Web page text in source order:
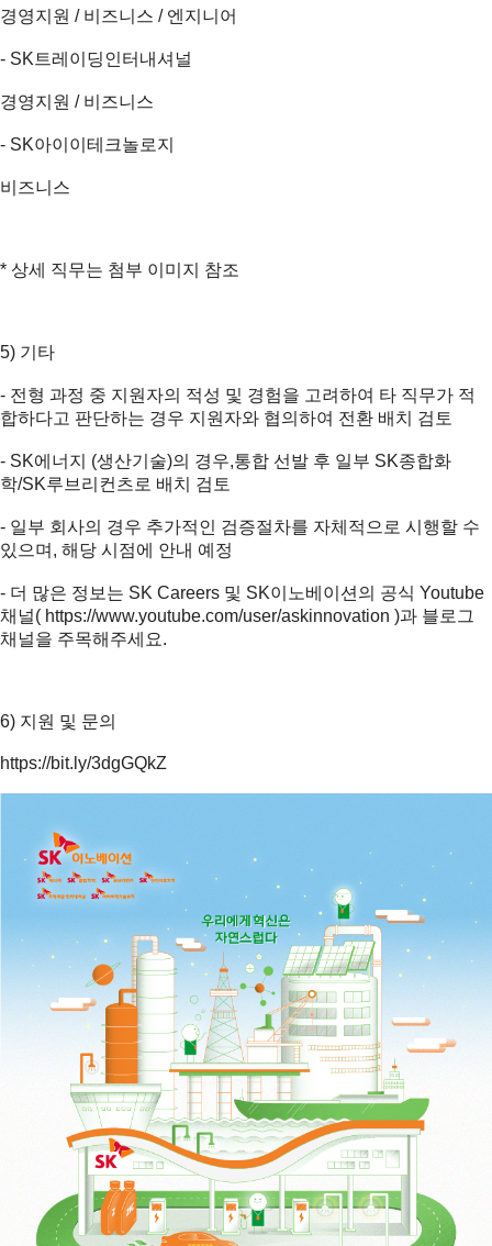
경영지원 / 비즈니스 / 엔지니어
- SK트레이딩인터내셔널
경영지원 / 비즈니스
- SK아이이테크놀로지
비즈니스
* 상세 직무는 첨부 이미지 참조
5) 기타
- 전형 과정 중 지원자의 적성 및 경험을 고려하여 타 직무가 적
합하다고 판단하는 경우 지원자와 협의하여 전환 배치 검토
- SK에너지 (생산기술)의 경우,통합 선발 후 일부 SK종합화
학/SK루브리컨츠로 배치 검토
- 일부 회사의 경우 추가적인 검증절차를 자체적으로 시행할 수
있으며, 해당 시점에 안내 예정
- 더 많은 정보는 SK Careers 및 SK이노베이션의 공식 Youtube
채널( https://www.youtube.com/user/askinnovation )과 블로그
채널을 주목해주세요.
6) 지원 및 문의
https://bit.ly/3dgGQkZ